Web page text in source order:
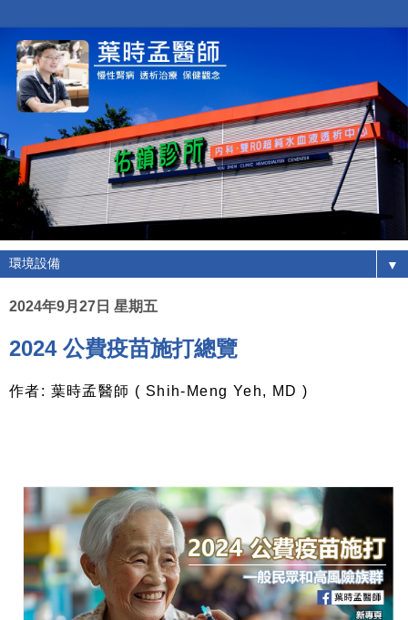
▼
2024年9月27日 星期五
2024 公費疫苗施打總覽
作者: 葉時孟醫師 ( Shih-Meng Yeh, MD )